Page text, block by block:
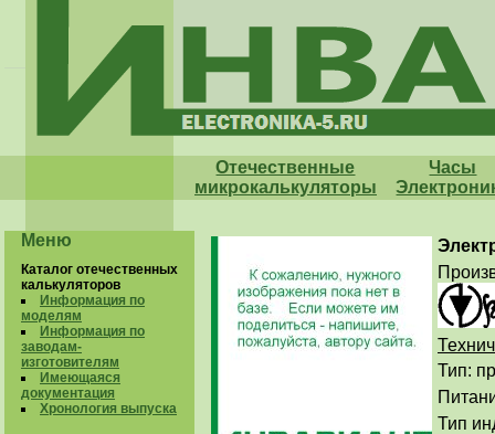
Отечественные
микрокалькуляторы
Часы
Меню
Каталог отечественных
калькуляторов
Информация по
моделям
Информация по
заводам-
изготовителям
Имеющаяся
документация
Хронология выпуска
Тип:
Тип